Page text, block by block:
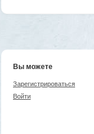
Вы можете
Зарегистрироваться
Войти